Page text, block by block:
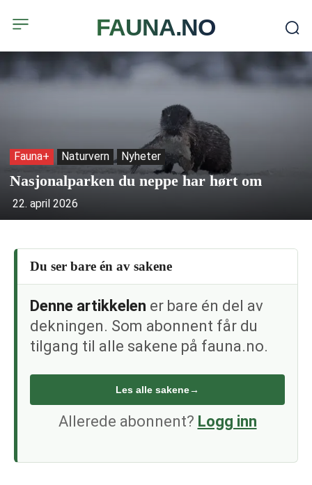
FAUNA.NO
Fauna+ Naturvern Nyheter
Nasjonalparken du neppe har hørt om
22. april 2026
Du ser bare én av sakene
Denne artikkelen er bare én del av
dekningen. Som abonnent får du
tilgang til alle sakene på fauna.no.
Les alle sakene→
Allerede abonnent? Logg inn